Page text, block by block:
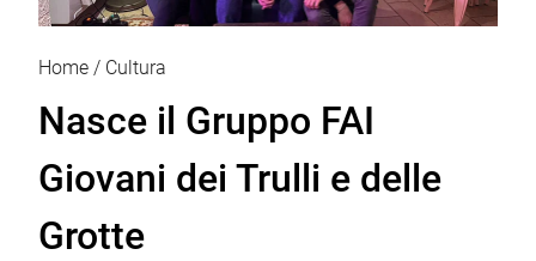
Home Cultura
Nasce il Gruppo FAI
Giovani dei Trulli e delle
Grotte